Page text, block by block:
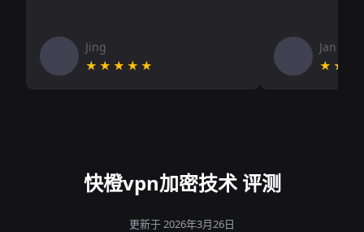
Jing
★★★★★
Jan V
快橙vpn加密技术 评测
更新于 2026年3月26日